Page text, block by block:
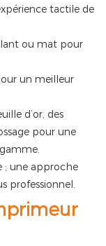
tactile de
ou mat pour
un meilleur
d’or, des
pour une
; une approche
professionnel.